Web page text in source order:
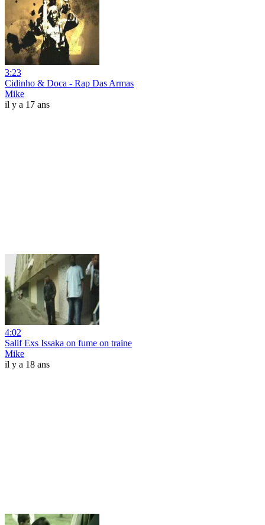
3:23
Cidinho & Doca - Rap Das Armas
Mike
il y a 17 ans
4:02
Salif Exs Issaka on fume on traine
Mike
il y a 18 ans